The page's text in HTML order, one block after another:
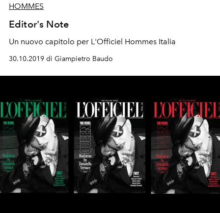
HOMMES
Editor's Note
Un nuovo capitolo per L'Officiel Hommes Italia
30.10.2019 di Giampietro Baudo